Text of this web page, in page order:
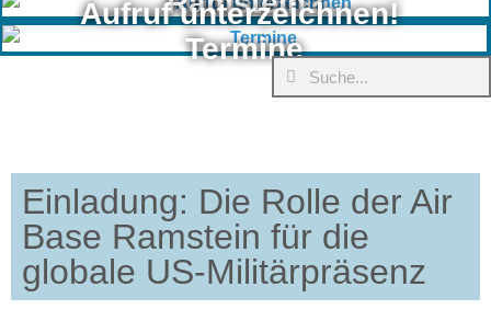
Aufruf unterzeichnen!
Termine
Einladung: Die Rolle der Air
Base Ramstein für die
globale US-Militärpräsenz